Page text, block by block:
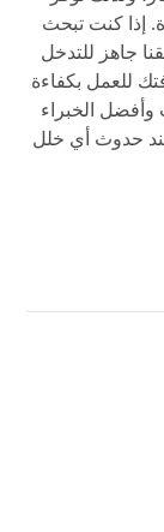
إذا كنت تبحث
جاهز للتدخل
للعمل بكفاءة
وأفضل الخبراء
حدوث أي خلل